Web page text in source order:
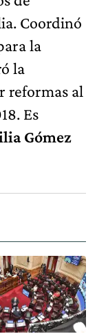
Coordinó
la
la
reformas al
Es
Gómez